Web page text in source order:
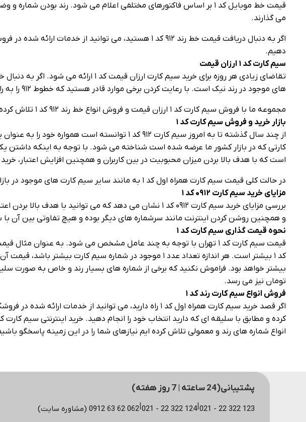
قیمت خط موبایل کد ۱ بر اساس فاکتورهای مختلفی اعلام می‌ شود. رند
می‌ گذارند.
دهیم.
سیم کارت کد ۱ ارزان قیمت
های موجود در رند نیک است. با رعایت کردن برخی موارد قادر هستید که خطوط ۹۱۲ را به راحتی خریداری کرده و از آن استفاده کنید.
مجموعه ما با فروش سیم کارت کد ۱ ارزان قیمت و فروش انواع خط رند ۹۱۲ کد ۱ تلاش کرده است نیازهای شما را برطرف کند.
بازار خرید و فروش سیم کارت کد ۱
است که با هدف بالا بردن میزان محبوبیت در بین کاربران و همچنین افزایش اعتبار، خرید سیم کارت کد
در حالت کلی قیمت سیم کارت همراه اول کد ۱ به مانند سایر سیم کارت‌ های موجود در بازار بر اساس فاکتورهای مختلفی مشخص می‌ شود.
مزایای خرید سیم کارت ۰۹۱۲کد ۱
بررسی مزایای خرید سیم کارت ۰۹۱۲ کد ۱ نشان می‌ دهد که می‌
و همچنین روشن کردن اینترنت مانند سرشماره‌ های دیگر بوده و هیچ تفاوتی بین آن با
نحوه قیمت گذاری سیم کارت کد ۱
تومان نیز می‌ رسد.
فروش انواع سیم کارت رند کد ۱
اگر قصد خرید سیم کارت همراه اول کد ۱ راه دارید، می‌ توانید
انواع شماره‌ های رند و معمولی تلاش کرده ایم نیازهای شما را در این زمینه پاسخگو
پشتیبانی(24 ساعته | 7 روز هفته)
123 322 22 - 021
|
124 322 22 - 021 062 62 63 0912 (مشاوره سایت)